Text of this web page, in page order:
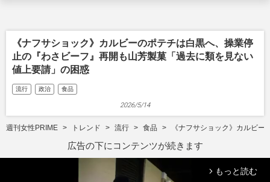
《ナフサショック》カルビーのポテチは白黒へ、操業停
止の『わさビーフ』再開も山芳製菓「過去に類を見ない
値上要請」の困惑
流行 政治 食品
2026/5/14
週刊女性PRIME トレンド 流行 食品 《ナフサショック》カルビ
広告の下にコンテンツが続きます
arrow_forward_ios もっと読む